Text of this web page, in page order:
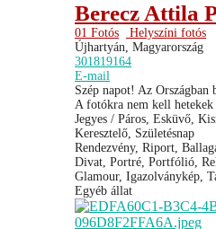
Berecz Attila
01 Fotós
Helyszíni fotós
Újhartyán, Magyarország
301819164
E-mail
Szép napot! Az
A fotókra nem kell
Jegyes / Páros, Esküvő,
Keresztelő, Születésnap
Rendezvény, Riport,
Divat, Portré, Portfólió,
Glamour, Igazolványkép,
Egyéb állat